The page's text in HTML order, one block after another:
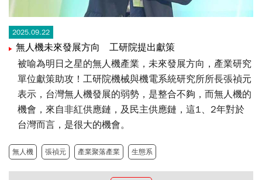
2025.09.22
無人機未來發展方向 工研院提出獻策
被喻為明日之星的無人機產業，未來發展方向，產業研究
單位獻策助攻！工研院機械與機電系統研究所所長張禎元
表示，台灣無人機發展的弱勢，是整合不夠，而無人機的
機會，來自非紅供應鏈，及民主供應鏈，這1、2年對於
台灣而言，是很大的機會。
無人機 張禎元 產業聚落產業 生態系